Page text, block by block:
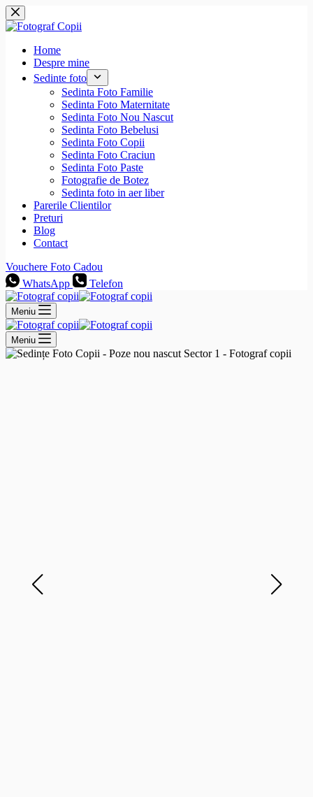
Sari
la
conținut
Home
Despre mine
Sedinte foto
Sedinta Foto Familie
Sedinta Foto Maternitate
Sedinta Foto Nou Nascut
Sedinta Foto Bebelusi
Sedinta Foto Copii
Sedinta Foto Craciun
Sedinta Foto Paste
Fotografie de Botez
Sedinta foto in aer liber
Parerile Clientilor
Preturi
Blog
Contact
Vouchere Foto Cadou
WhatsApp
Telefon
Meniu
Meniu